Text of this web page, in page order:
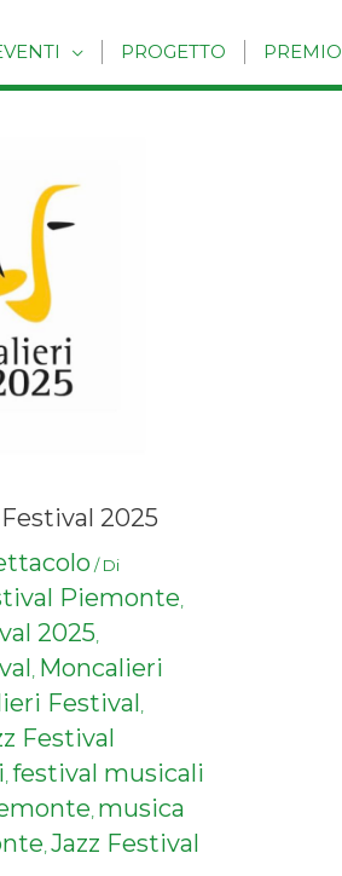
PROGETTO
2025
/ Di
Piemonte,
2025,
, Moncalieri
Festival,
Festival
, festival musicali
, musica
,Jazz Festival